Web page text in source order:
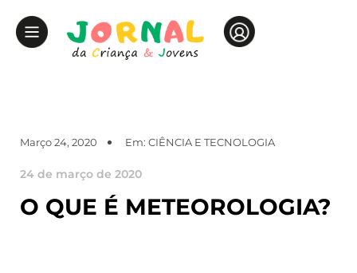
Março 24, 2020 Em: CIÊNCIA E TECNOLOGIA
24 de março de 2020
O QUE É METEOROLOGIA?